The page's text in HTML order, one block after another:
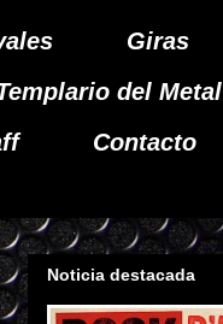
Giras
del Metal
Contacto
Noticia destacada